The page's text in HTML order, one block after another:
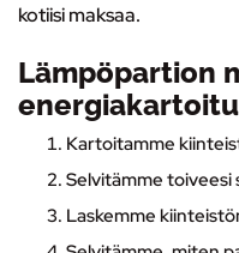
kotiisi maksaa.
Lämpöpartion
Kartoitamme
Selvitämme toiveesi
Laskemme